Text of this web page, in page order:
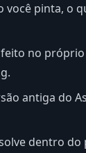
pinta, o
no
antiga do
dentro